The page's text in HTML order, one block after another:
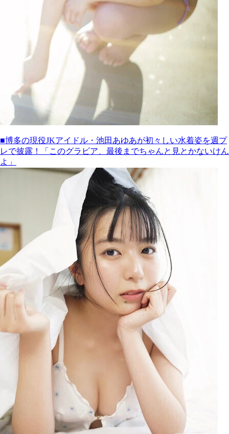
■博多の現役JKアイドル・池田あゆあが初々しい水着姿を週プ
レで披露！「このグラビア、最後までちゃんと見とかないけん
よ」